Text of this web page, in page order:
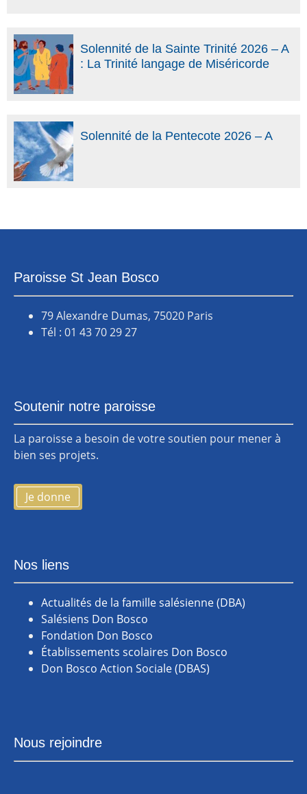
Solennité de la Sainte Trinité 2026 – A
: La Trinité langage de Miséricorde
Solennité de la Pentecote 2026 – A
Paroisse St Jean Bosco
79 Alexandre Dumas, 75020 Paris
Tél : 01 43 70 29 27
Soutenir notre paroisse
La paroisse a besoin de votre soutien pour mener à
bien ses projets.
Je donne
Nos liens
Actualités de la famille salésienne (DBA)
Salésiens Don Bosco
Fondation Don Bosco
Établissements scolaires Don Bosco
Don Bosco Action Sociale (DBAS)
Nous rejoindre